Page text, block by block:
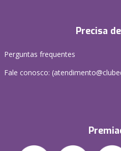
Precisa
Perguntas frequentes
Fale conosco: